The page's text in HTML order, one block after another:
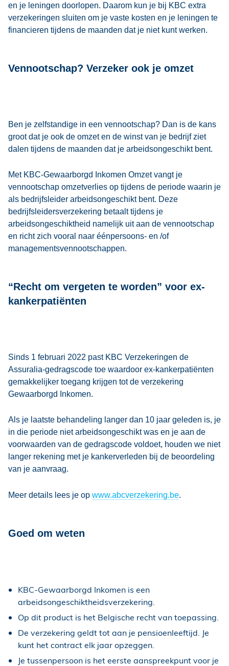
en je leningen doorlopen. Daarom kun je bij KBC extra
verzekeringen sluiten om je vaste kosten en je leningen te
financieren tijdens de maanden dat je niet kunt werken.
Vennootschap? Verzeker ook je omzet
Ben je zelfstandige in een vennootschap? Dan is de kans
groot dat je ook de omzet en de winst van je bedrijf ziet
dalen tijdens de maanden dat je arbeidsongeschikt bent.
Met KBC-Gewaarborgd Inkomen Omzet vangt je
vennootschap omzetverlies op tijdens de periode waarin je
als bedrijfsleider arbeidsongeschikt bent. Deze
bedrijfsleidersverzekering betaalt tijdens je
arbeidsongeschiktheid namelijk uit aan de vennootschap
en richt zich vooral naar éénpersoons- en /of
managementsvennootschappen.
“Recht om vergeten te worden” voor ex-
kankerpatiënten
Sinds 1 februari 2022 past KBC Verzekeringen de
Assuralia-gedragscode toe waardoor ex-kankerpatiënten
gemakkelijker toegang krijgen tot de verzekering
Gewaarborgd Inkomen.
Als je laatste behandeling langer dan 10 jaar geleden is, je
in die periode niet arbeidsongeschikt was en je aan de
voorwaarden van de gedragscode voldoet, houden we niet
langer rekening met je kankerverleden bij de beoordeling
van je aanvraag.
Meer details lees je op www.abcverzekering.be.
Goed om weten
KBC-Gewaarborgd Inkomen is een
arbeidsongeschiktheidsverzekering.
Op dit product is het Belgische recht van toepassing.
De verzekering geldt tot aan je pensioenleeftijd. Je
kunt het contract elk jaar opzeggen.
Je tussenpersoon is het eerste aanspreekpunt voor je